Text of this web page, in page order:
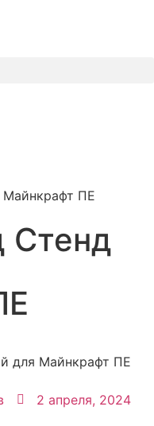
Майнкрафт ПЕ
Стенд
2 апреля, 2024